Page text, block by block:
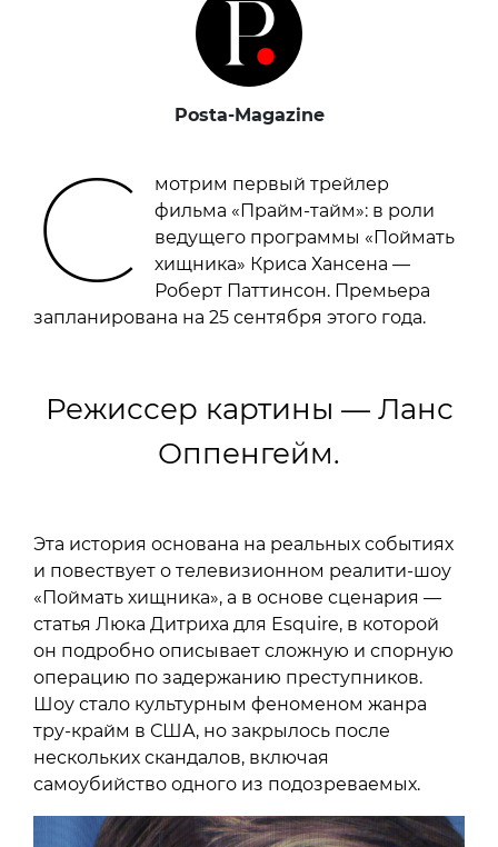
Posta-Magazine
С
мотрим первый трейлер
фильма «Прайм-тайм»: в роли
ведущего программы «Поймать
хищника» Криса Хансена —
Роберт Паттинсон. Премьера
запланирована на 25 сентября этого года.
Режиссер картины — Ланс
Оппенгейм.
Эта история основана на реальных событиях
и повествует о телевизионном реалити-шоу
«Поймать хищника», а в основе сценария —
статья Люка Дитриха для Esquire, в которой
он подробно описывает сложную и спорную
операцию по задержанию преступников.
Шоу стало культурным феноменом жанра
тру-крайм в США, но закрылось после
нескольких скандалов, включая
самоубийство одного из подозреваемых.